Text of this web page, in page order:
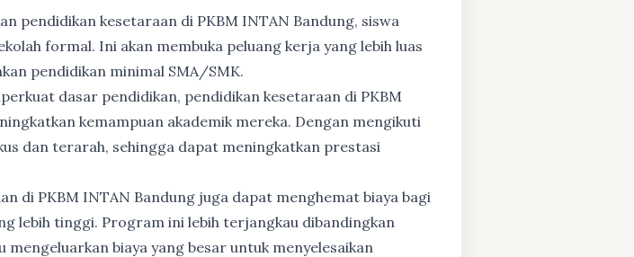
pendidikan kesetaraan di PKBM INTAN Bandung, siswa
formal. Ini akan membuka peluang kerja yang lebih luas
pendidikan minimal SMA/SMK.
dasar pendidikan, pendidikan kesetaraan di PKBM
kemampuan akademik mereka. Dengan mengikuti
dan terarah, sehingga dapat meningkatkan prestasi
di PKBM INTAN Bandung juga dapat menghemat biaya bagi
lebih tinggi. Program ini lebih terjangkau dibandingkan
biaya yang besar untuk menyelesaikan